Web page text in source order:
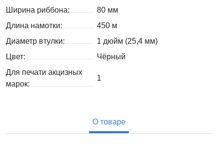
Ширина риббона:
80 мм
Длина намотки:
450 м
Диаметр втулки:
1 дюйм (25,4 мм)
Цвет:
Чёрный
Для печати акцизных
марок:
1
О товаре